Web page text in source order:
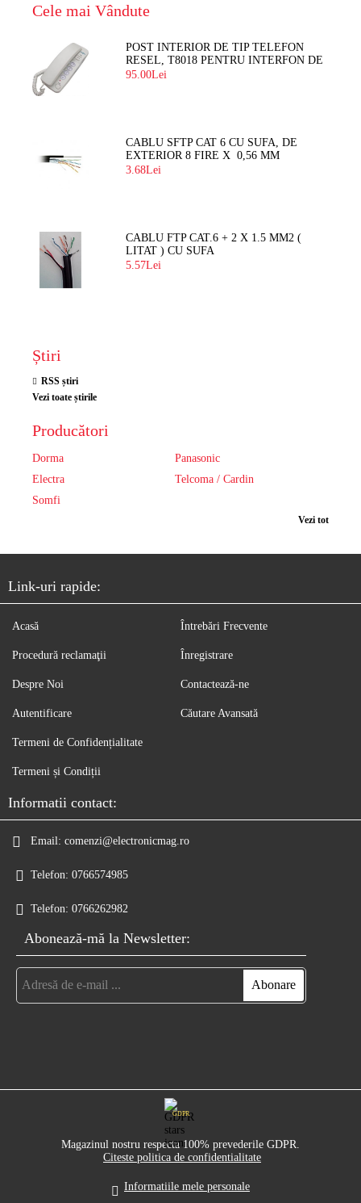
Cele mai Vândute
POST INTERIOR DE TIP TELEFON
RESEL, T8018 PENTRU INTERFON DE
BLOC
95.00Lei
CABLU SFTP CAT 6 CU SUFA, DE
EXTERIOR 8 FIRE X 0,56 MM
3.68Lei
CABLU FTP CAT.6 + 2 X 1.5 MM2 (
LITAT ) CU SUFA
5.57Lei
Știri
RSS știri
Vezi toate știrile
Producători
Dorma
Panasonic
Electra
Telcoma / Cardin
Somfi
Vezi tot
Link-uri rapide:
Acasă
Procedură reclamaţii
Despre Noi
Autentificare
Întrebări Frecvente
Înregistrare
Contactează-ne
Căutare Avansată
Termeni de Confidențialitate
Termeni și Condiții
Informatii contact:
Email: comenzi@electronicmag.ro
Telefon: 0766574985
Telefon: 0766262982
Abonează-mă la Newsletter:
GDPR
Magazinul nostru respecta 100% prevederile GDPR.
Citeste politica de confidentialitate
Informatiile mele personale